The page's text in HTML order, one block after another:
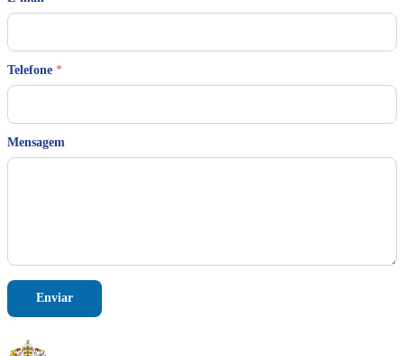
f
o
n
l
e
Telefone *
Mensagem
Enviar